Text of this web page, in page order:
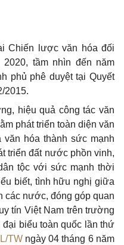
Chiến lược văn hóa đối
tầm nhìn đến năm
phủ phê duyệt tại Quyết
2015.
hiệu quả công tác văn
phát triển toàn diện văn
hóa thành sức mạnh
triển đất nước phồn vinh,
tộc với sức mạnh thời
biết, tình hữu nghị giữa
các nước, đóng góp quan
tín Việt Nam trên trường
biểu toàn quốc lần thứ
TWngày 04 tháng 6 năm